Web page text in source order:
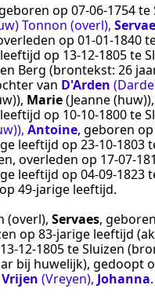
op 07‑06‑1754te
Tonnon (overl),
op 01‑01‑1840
op 13‑12‑1805te
Berg (brontekst: 26
van D'Arden
, Marie(Jeanne (huw))
op 10‑10‑1800te
, Antoine, geboren op
leeftijd op 23‑10‑1803
, overleden op
leeftijd op 04‑09‑1823
op 49-jarige leeftijd.
(overl), Servaes,
op 83-jarige leeftijd
13‑12‑1805teSluizen
bij huwelijk), gedoopt
Vrijen (Vreyen), Johanna.